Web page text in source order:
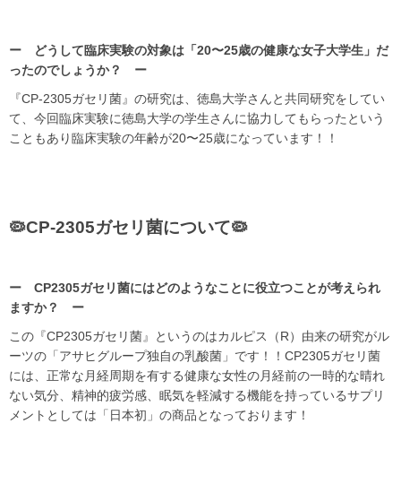
ー どうして臨床実験の対象は「20〜25歳の健康な女子大学生」だ
ったのでしょうか？ ー
『CP-2305ガセリ菌』の研究は、徳島大学さんと共同研究をしてい
て、今回臨床実験に徳島大学の学生さんに協力してもらったという
こともあり臨床実験の年齢が20〜25歳になっています！！
🦠CP-2305ガセリ菌について🦠
ー CP2305ガセリ菌にはどのようなことに役立つことが考えられ
ますか？ ー
この『CP2305ガセリ菌』というのはカルピス（R）由来の研究がル
ーツの「アサヒグループ独自の乳酸菌」です！！CP2305ガセリ菌
には、正常な月経周期を有する健康な女性の月経前の一時的な晴れ
ない気分、精神的疲労感、眠気を軽減する機能を持っているサプリ
メントとしては「日本初」の商品となっております！